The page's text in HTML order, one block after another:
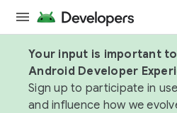
Your input is important
Android Developer
Sign up to participate in
and influence how we